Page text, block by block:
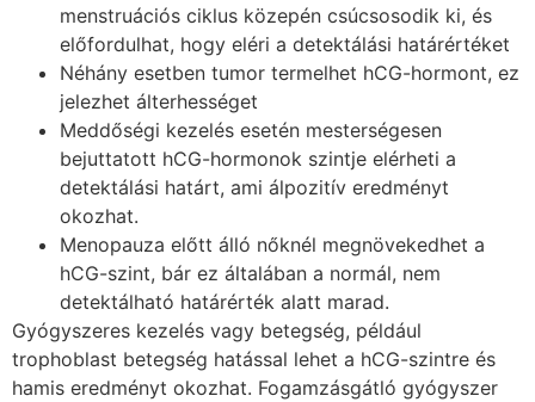
menstruációs ciklus közepén csúcsosodik ki, és
előfordulhat, hogy eléri a detektálási határértéket
Néhány esetben tumor termelhet hCG-hormont, ez
jelezhet álterhességet
Meddőségi kezelés esetén mesterségesen
bejuttatott hCG-hormonok szintje elérheti a
detektálási határt, ami álpozitív eredményt
okozhat.
Menopauza előtt álló nőknél megnövekedhet a
hCG-szint, bár ez általában a normál, nem
detektálható határérték alatt marad.
Gyógyszeres kezelés vagy betegség, például
trophoblast betegség hatással lehet a hCG-szintre és
hamis eredményt okozhat. Fogamzásgátló gyógyszer